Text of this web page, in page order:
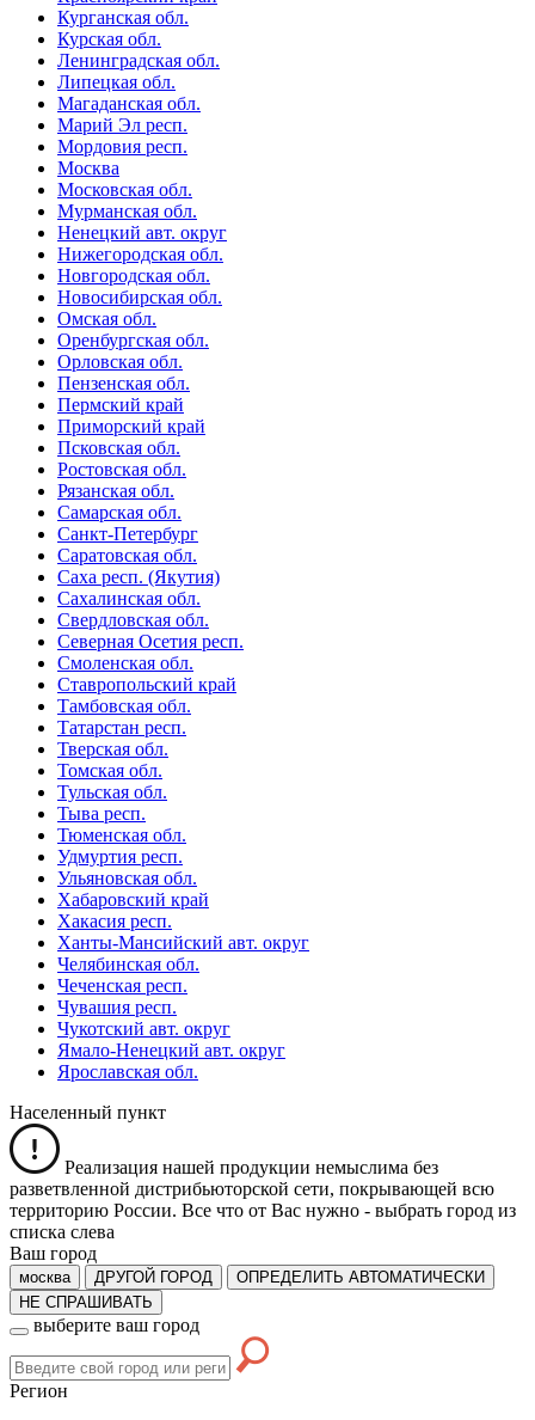
Курганская обл.
Курская обл.
Ленинградская обл.
Липецкая обл.
Магаданская обл.
Марий Эл респ.
Мордовия респ.
Москва
Московская обл.
Мурманская обл.
Ненецкий авт. округ
Нижегородская обл.
Новгородская обл.
Новосибирская обл.
Омская обл.
Оренбургская обл.
Орловская обл.
Пензенская обл.
Пермский край
Приморский край
Псковская обл.
Ростовская обл.
Рязанская обл.
Самарская обл.
Санкт-Петербург
Саратовская обл.
Саха респ. (Якутия)
Сахалинская обл.
Свердловская обл.
Северная Осетия респ.
Смоленская обл.
Ставропольский край
Тамбовская обл.
Татарстан респ.
Тверская обл.
Томская обл.
Тульская обл.
Тыва респ.
Тюменская обл.
Удмуртия респ.
Ульяновская обл.
Хабаровский край
Хакасия респ.
Ханты-Мансийский авт. округ
Челябинская обл.
Чеченская респ.
Чувашия респ.
Чукотский авт. округ
Ямало-Ненецкий авт. округ
Ярославская обл.
Населенный пункт
Реализация нашей продукции немыслима без
разветвленной дистрибьюторской сети, покрывающей всю
территорию России. Все что от Вас нужно - выбрать город из
списка слева
Ваш город
москва ДРУГОЙ ГОРОД
ОПРЕДЕЛИТЬ АВТОМАТИЧЕСКИ
НЕ СПРАШИВАТЬ
выберите ваш город
Регион